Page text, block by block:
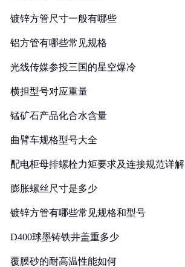
镀锌方管尺寸一般有哪些
铝方管有哪些常见规格
光线传媒参投三国的星空爆冷
横担型号对应重量
锰矿石产品化合水含量
曲臂车规格型号大全
配电柜母排螺栓力矩要求及连接规范详解
膨胀螺丝尺寸是多少
镀锌方管有哪些常见规格和型号
D400球墨铸铁井盖重多少
覆膜砂的耐高温性能如何